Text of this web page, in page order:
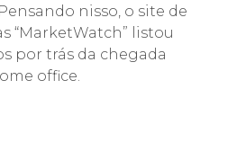
nisso, o site de
“MarketWatch” listou
por trás da chegada
office.